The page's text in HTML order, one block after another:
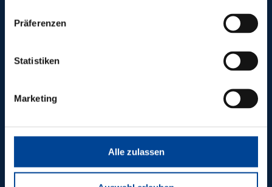
Präferenzen
Statistiken
Marketing
Alle zulassen